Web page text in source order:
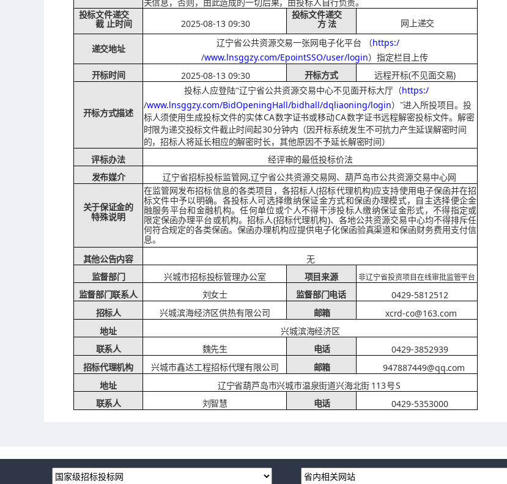
投标文件递交
截 止时间 2025-08-13 09:30
投标文件递交
方 法 网上递交
递交地址
辽宁省公共资源交易一张网电子化平台 （https:/
/www.lnsggzy.com/EpointSSO/user/login）指定栏目上传
开标时间
2025-08-13 09:30 开标方式 远程开标(不见面交易)
开标方式描述
投标人应登陆“辽宁省公共资源交易中心不见面开标大厅（https:/
/www.lnsggzy.com/BidOpeningHall/bidhall/dqliaoning/login） ”进入所投项目。投
标人须使用生成投标文件的实体CA数字证书或移动CA数字证书远程解密投标文件。解密
时限为递交投标文件截止时间起30分钟内（因开标系统发生不可抗力产生延误解密时间
的，招标人将延长相应的解密时长，其他原因不予延长解密时间）
评标办法
经评审的最低投标价法
发布媒介
辽宁省招标投标监管网 ,辽宁省公共资源交易 网、葫芦岛市公共资源交易中心网
关于保证金的
特殊说明
在监管网发布招标信息的各类项目，各招标人(招标代理机构)应支持使用电子保函并在招
标文件中予以明确。各投标人可选择缴纳保证金方式和保函办理模式，自主选择便企金
融服务平台和金融机构。任何单位或个人不得干涉投标人缴纳保证金形式，不得指定或
限定保函办理平台或机构。招标人(招标代理机构)、 各地公共资源交易中心均不得排斥任
何符合规定的各类保函。保函办理机构应提供电子化保函验真渠道和保函财务费用支付信
息。
其他公告内容
无
监督部门
兴城市招标投标管理办公室 项目来源 非辽宁省投资项目在线审批监管平台
监督部门联系人 刘女士 监督部门电话 0429-5812512
招标人 兴城滨海经济区供热有限公司 邮箱 xcrd-co@163.com
地址
兴城滨海经济区
联系人
魏先生 电话 0429-3852939
招标代理机构 兴城市鑫达工程招标代理有限公司 邮箱 947887449@qq.com
地址 辽宁省葫芦岛市兴城市温泉街道兴海北街 113号S
联系人 刘智慧 电话 0429-5353000